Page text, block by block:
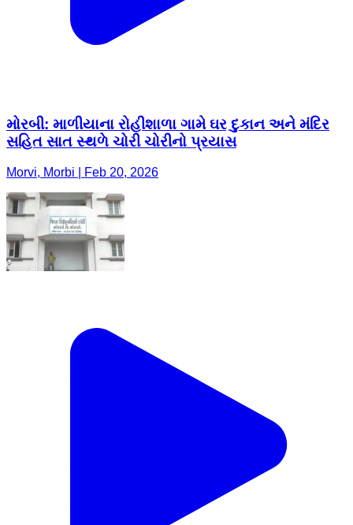
મોરબી: માળીયાના રોહીશાળા ગામે ઘર દુકાન અને મંદિર
સહિત સાત સ્થળે ચોરી ચોરીનો પ્રયાસ
Morvi, Morbi | Feb 20, 2026